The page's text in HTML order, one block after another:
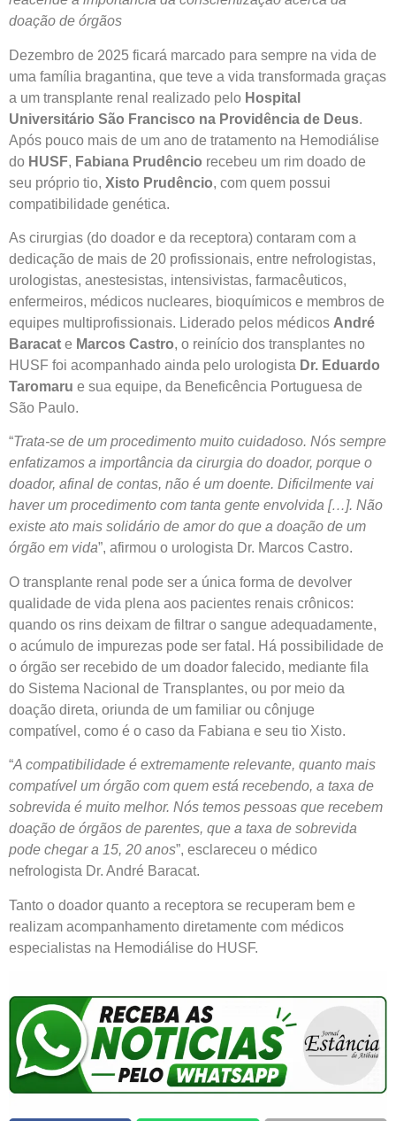
doação de órgãos
Dezembro de 2025 ficará marcado para sempre na vida de
uma família bragantina, que teve a vida transformada graças
a um transplante renal realizado pelo Hospital
Universitário São Francisco na Providência de Deus.
Após pouco mais de um ano de tratamento na Hemodiálise
do HUSF, Fabiana Prudêncio recebeu um rim doado de
seu próprio tio, Xisto Prudêncio, com quem possui
compatibilidade genética.
As cirurgias (do doador e da receptora) contaram com a
dedicação de mais de 20 profissionais, entre nefrologistas,
urologistas, anestesistas, intensivistas, farmacêuticos,
enfermeiros, médicos nucleares, bioquímicos e membros de
equipes multiprofissionais. Liderado pelos médicos André
Baracat e Marcos Castro, o reinício dos transplantes no
HUSF foi acompanhado ainda pelo urologista Dr. Eduardo
Taromaru e sua equipe, da Beneficência Portuguesa de
São Paulo.
“Trata-se de um procedimento muito cuidadoso. Nós sempre
enfatizamos a importância da cirurgia do doador, porque o
doador, afinal de contas, não é um doente. Dificilmente vai
haver um procedimento com tanta gente envolvida […]. Não
existe ato mais solidário de amor do que a doação de um
órgão em vida”, afirmou o urologista Dr. Marcos Castro.
O transplante renal pode ser a única forma de devolver
qualidade de vida plena aos pacientes renais crônicos:
quando os rins deixam de filtrar o sangue adequadamente,
o acúmulo de impurezas pode ser fatal. Há possibilidade de
o órgão ser recebido de um doador falecido, mediante fila
do Sistema Nacional de Transplantes, ou por meio da
doação direta, oriunda de um familiar ou cônjuge
compatível, como é o caso da Fabiana e seu tio Xisto.
“A compatibilidade é extremamente relevante, quanto mais
compatível um órgão com quem está recebendo, a taxa de
sobrevida é muito melhor. Nós temos pessoas que recebem
doação de órgãos de parentes, que a taxa de sobrevida
pode chegar a 15, 20 anos”, esclareceu o médico
nefrologista Dr. André Baracat.
Tanto o doador quanto a receptora se recuperam bem e
realizam acompanhamento diretamente com médicos
especialistas na Hemodiálise do HUSF.